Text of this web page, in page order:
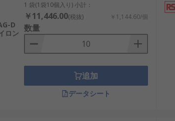
保護します。
に適しています。
すく、IoT機器や家庭用機器で多用されます。
ギー施設で採用されます。
利用されます。
D
ロン
1 袋(1袋10個入り) 小計：
￥11,446.00(税抜) ￥1,144.60/個
数量
追加
データシート